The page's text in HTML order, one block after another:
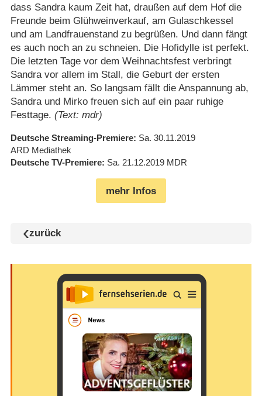
dass Sandra kaum Zeit hat, draußen auf dem Hof die
Freunde beim Glühweinverkauf, am Gulaschkessel
und am Landfrauenstand zu begrüßen. Und dann fängt
es auch noch an zu schneien. Die Hofidylle ist perfekt.
Die letzten Tage vor dem Weihnachtsfest verbringt
Sandra vor allem im Stall, die Geburt der ersten
Lämmer steht an. So langsam fällt die Anspannung ab,
Sandra und Mirko freuen sich auf ein paar ruhige
Festtage. (Text: mdr)
Deutsche Streaming-Premiere Sa. 30.11.2019
ARD Mediathek
Deutsche TV-Premiere Sa. 21.12.2019 MDR
mehr Infos
zurück